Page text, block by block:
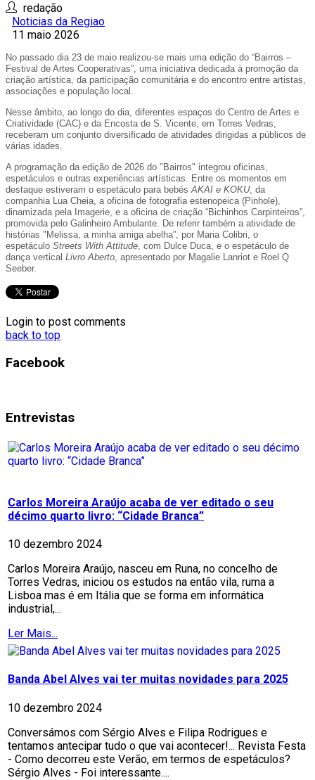
redação
Noticias da Regiao
11 maio 2026
No passado dia 23 de maio realizou-se mais uma edição do “Bairros –
Festival de Artes Cooperativas”, uma iniciativa dedicada à promoção da
criação artística, da participação comunitária e do encontro entre artistas,
associações e população local.
Nesse âmbito, ao longo do dia, diferentes espaços do Centro de Artes e
Criatividade (CAC) e da Encosta de S. Vicente, em Torres Vedras,
receberam um conjunto diversificado de atividades dirigidas a públicos de
várias idades.
A programação da edição de 2026 do "Bairros" integrou oficinas,
espetáculos e outras experiências artísticas. Entre os momentos em
destaque estiveram o espetáculo para bebés AKAI e KOKU, da
companhia Lua Cheia, a oficina de fotografia estenopeica (Pinhole),
dinamizada pela Imagerie, e a oficina de criação “Bichinhos Carpinteiros”,
promovida pelo Galinheiro Ambulante. De referir também a atividade de
histórias "Melissa, a minha amiga abelha”, por Maria Colibri, o
espetáculo Streets With Attitude , com Dulce Duca, e o espetáculo de
dança vertical Livro Aberto , apresentado por Magalie Lanriot e Roel Q
Seeber.
Login to post comments
back to top
Facebook
Entrevistas
Carlos Moreira Araújo acaba de ver editado o seu
décimo quarto livro: “Cidade Branca”
10 dezembro 2024
Carlos Moreira Araújo, nasceu em Runa, no concelho de
Torres Vedras, iniciou os estudos na então vila, ruma a
Lisboa mas é em Itália que se forma em informática
industrial,...
Ler Mais...
Banda Abel Alves vai ter muitas novidades para 2025
10 dezembro 2024
Conversámos com Sérgio Alves e Filipa Rodrigues e
tentamos antecipar tudo o que vai acontecer!... Revista Festa
- Como decorreu este Verão, em termos de espetáculos?
Sérgio Alves - Foi interessante....